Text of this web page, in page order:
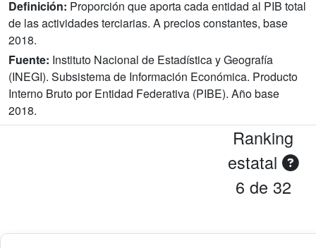
Definición: Proporción que aporta cada entidad al PIB total
de las actividades terciarias. A precios constantes, base
2018.
Fuente: Instituto Nacional de Estadística y Geografía
(INEGI). Subsistema de Información Económica. Producto
Interno Bruto por Entidad Federativa (PIBE). Año base
2018.
Ranking
estatal
6 de 32